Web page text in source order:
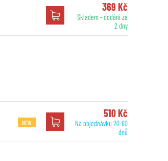
369 Kč
Skladem - dodání za
2 dny
NEW
510 Kč
Na objednávku 20-60
dnů